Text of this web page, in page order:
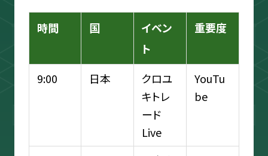
時間 国
イベン
ト
重要度
9:00 日本
クロユ
キトレ
ード
Live
YouTu
be